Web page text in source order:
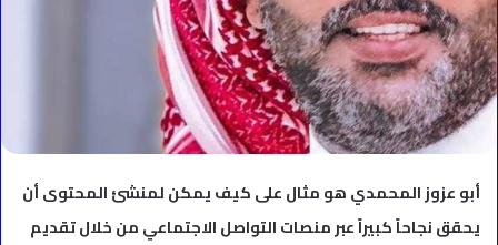
أبو عزوز المحمدي هو مثال على كيف يمكن لمنشئ المحتوى أن
يحقق نجاحاً كبيراً عبر منصات التواصل الاجتماعي من خلال تقديم